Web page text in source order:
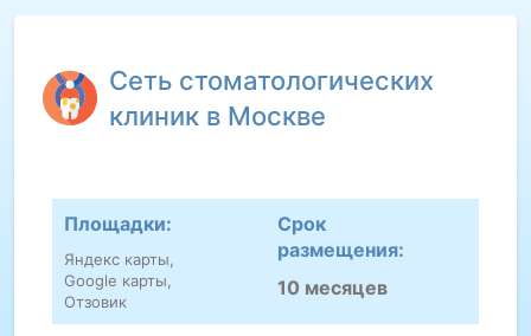
Сеть стоматологических
клиник в Москве
Площадки:
Яндекс карты,
Google карты,
Отзовик
Срок
размещения:
10 месяцев